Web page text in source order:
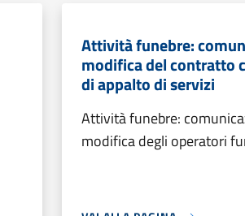
Attività funebre:
modifica del contratto
di appalto di servizi
Attività funebre:
modifica degli operatori